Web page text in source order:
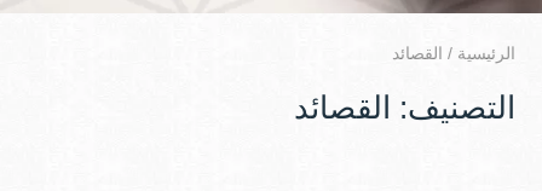
الرئيسية / القصائد
التصنيف: القصائد